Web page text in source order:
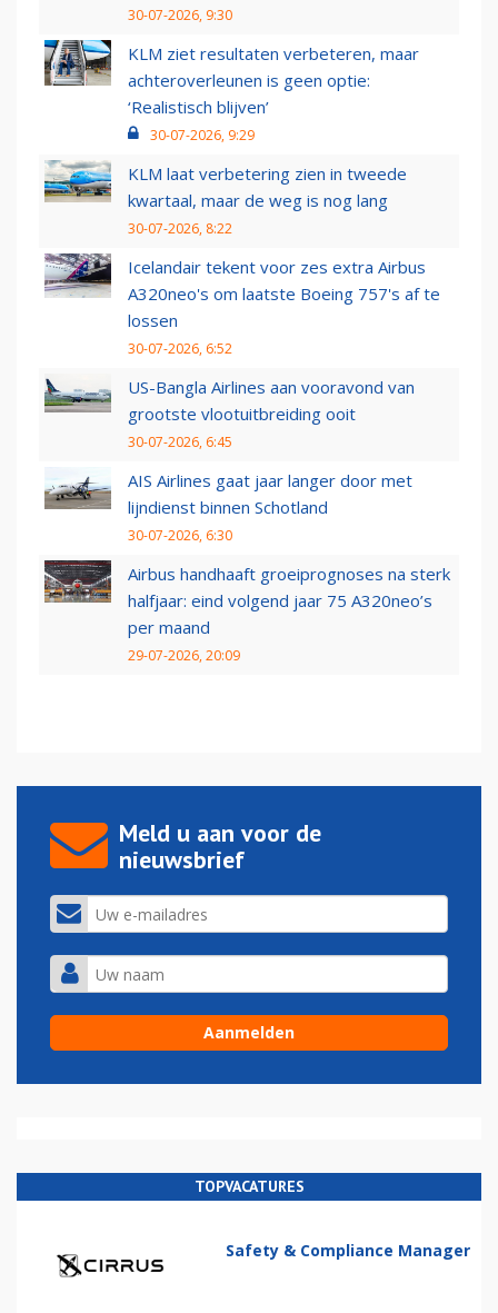
30-07-2026, 9:30
KLM ziet resultaten verbeteren, maar
achteroverleunen is geen optie:
‘Realistisch blijven’
30-07-2026, 9:29
KLM laat verbetering zien in tweede
kwartaal, maar de weg is nog lang
30-07-2026, 8:22
Icelandair tekent voor zes extra Airbus
A320neo's om laatste Boeing 757's af te
lossen
30-07-2026, 6:52
US-Bangla Airlines aan vooravond van
grootste vlootuitbreiding ooit
30-07-2026, 6:45
AIS Airlines gaat jaar langer door met
lijndienst binnen Schotland
30-07-2026, 6:30
Airbus handhaaft groeiprognoses na sterk
halfjaar: eind volgend jaar 75 A320neo’s
per maand
29-07-2026, 20:09
Meld u aan voor de
nieuwsbrief
TOPVACATURES
Safety & Compliance Manager